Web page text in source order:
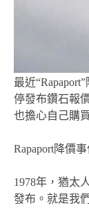
最近
停發布鑽石報
也擔心自己購
Rapaport降價
1978年，猶太
發布。就是我